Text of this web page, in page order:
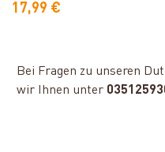
17,99 €
Bei Fragen zu unseren
wir Ihnen unter